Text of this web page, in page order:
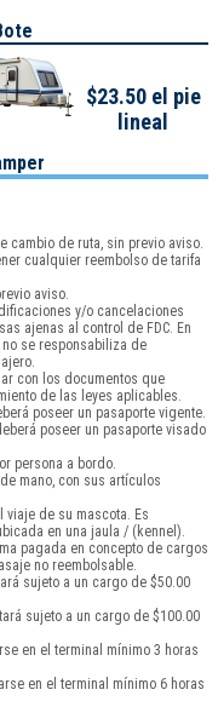
$23.50 el pie
lineal
cambio de ruta, sin previo aviso.
cualquier reembolso de tarifa
aviso.
y/o cancelaciones
ajenas al control de FDC. En
no se responsabiliza de
con los documentos que
de las leyes aplicables.
poseer un pasaporte vigente.
poseer un pasaporte visado
persona a bordo.
mano, con sus artículos
viaje de su mascota. Es
en una jaula / (kennel).
pagada en concepto de cargos
no reembolsable.
sujeto a un cargo de $50.00
sujeto a un cargo de $100.00
en el terminal mínimo 3 horas
en el terminal mínimo 6 horas